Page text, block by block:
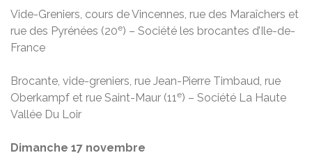
Vide-Greniers, cours de Vincennes, rue des Maraîchers et
rue des Pyrénées (20e) – Société les brocantes d’Ile-de-
France
Brocante, vide-greniers, rue Jean-Pierre Timbaud, rue
Oberkampf et rue Saint-Maur (11e) – Société La Haute
Vallée Du Loir
Dimanche 17 novembre